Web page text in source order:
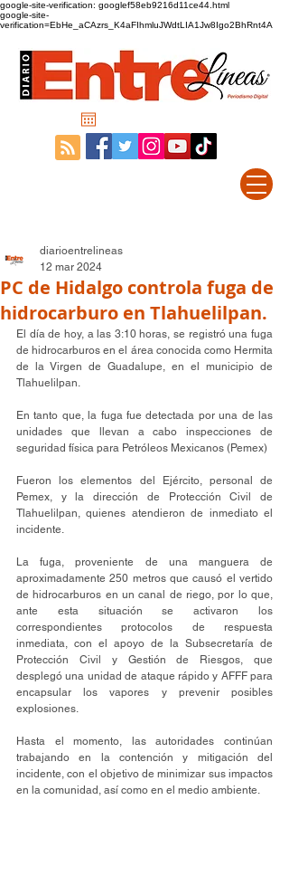
google-site-verification: googlef58eb9216d11ce44.html
google-site-
verification=EbHe_aCAzrs_K4aFIhmluJWdtLIA1Jw8Igo2BhRnt4A
PC de Hidalgo controla fuga de
hidrocarburo en Tlahuelilpan.
diarioentrelineas
12 mar 2024
El día de hoy, a las 3:10 horas, se registró una fuga
de hidrocarburos en el área conocida como Hermita
de la Virgen de Guadalupe, en el municipio de
Tlahuelilpan.
En tanto que, la fuga fue detectada por una de las
unidades que llevan a cabo inspecciones de
seguridad física para Petróleos Mexicanos (Pemex)
Fueron los elementos del Ejército, personal de
Pemex, y la dirección de Protección Civil de
Tlahuelilpan, quienes atendieron de inmediato el
incidente.
La fuga, proveniente de una manguera de
aproximadamente 250 metros que causó el vertido
de hidrocarburos en un canal de riego, por lo que,
ante esta situación se activaron los
correspondientes protocolos de respuesta
inmediata, con el apoyo de la Subsecretaría de
Protección Civil y Gestión de Riesgos, que
desplegó una unidad de ataque rápido y AFFF para
encapsular los vapores y prevenir posibles
explosiones.
Hasta el momento, las autoridades continúan
trabajando en la contención y mitigación del
incidente, con el objetivo de minimizar sus impactos
en la comunidad, así como en el medio ambiente.